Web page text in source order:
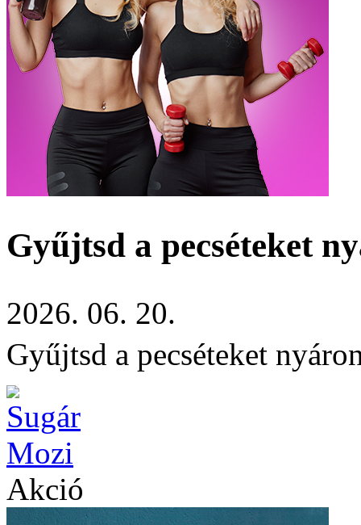
Gyűjtsd a pecséteket
2026. 06. 20.
Gyűjtsd a pecséteket
Akció